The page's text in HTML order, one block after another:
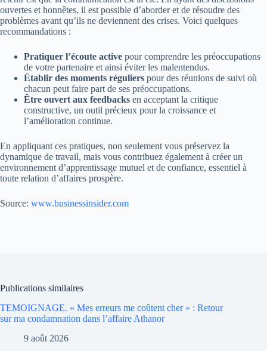
ouvertes et honnêtes, il est possible d’aborder et de résoudre des
problèmes avant qu’ils ne deviennent des crises. Voici quelques
recommandations :
Pratiquer l’écoute active pour comprendre les préoccupations
de votre partenaire et ainsi éviter les malentendus.
Établir des moments réguliers pour des réunions de suivi où
chacun peut faire part de ses préoccupations.
Être ouvert aux feedbacks en acceptant la critique
constructive, un outil précieux pour la croissance et
l’amélioration continue.
En appliquant ces pratiques, non seulement vous préservez la
dynamique de travail, mais vous contribuez également à créer un
environnement d’apprentissage mutuel et de confiance, essentiel à
toute relation d’affaires prospère.
Source: www.businessinsider.com
Publications similaires
TEMOIGNAGE. « Mes erreurs me coûtent cher » : Retour
sur ma condamnation dans l’affaire Athanor
9 août 2026